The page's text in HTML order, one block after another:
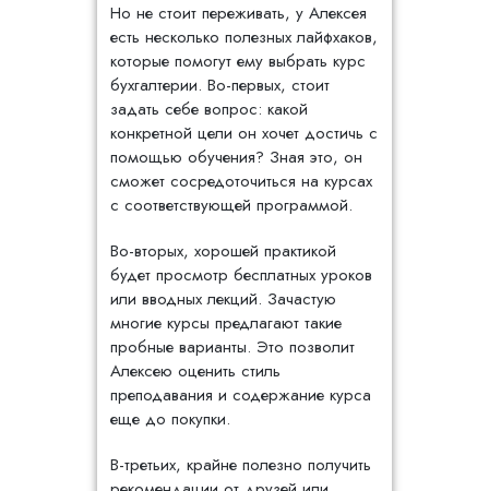
Но не стоит переживать, у Алексея
есть несколько полезных лайфхаков,
которые помогут ему выбрать курс
бухгалтерии. Во-первых, стоит
задать себе вопрос: какой
конкретной цели он хочет достичь с
помощью обучения? Зная это, он
сможет сосредоточиться на курсах
с соответствующей программой.
Во-вторых, хорошей практикой
будет просмотр бесплатных уроков
или вводных лекций. Зачастую
многие курсы предлагают такие
пробные варианты. Это позволит
Алексею оценить стиль
преподавания и содержание курса
еще до покупки.
В-третьих, крайне полезно получить